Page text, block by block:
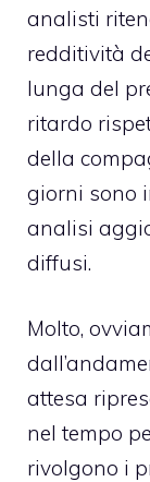
analisti
redditività
lunga del
ritardo
della
giorni sono
analisi
diffusi.
Molto,
attesa
nel tempo
rivolgono i